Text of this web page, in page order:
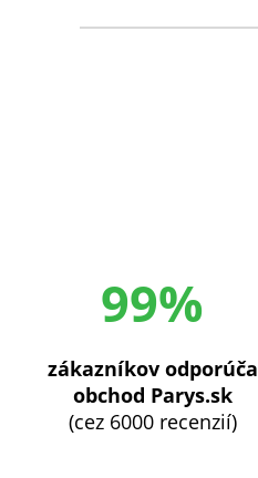
99%
zákazníkov odporúča
obchod Parys.sk
(cez 6000 recenzií)